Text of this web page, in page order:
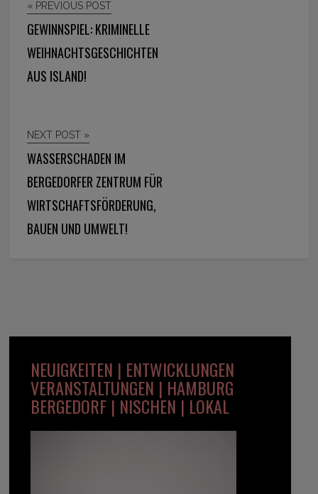
« PREVIOUS POST
GEWINNSPIEL: KRIMINELLE
WEIHNACHTSGESCHICHTEN
AUS ISLAND!
NEXT POST »
WASSERSCHADEN IM
BERGEDORFER ZENTRUM FÜR
WIRTSCHAFTSFÖRDERUNG,
BAUEN UND UMWELT!
NEUIGKEITEN | ENTWICKLUNGEN
VERANSTALTUNGEN | HAMBURG
BERGEDORF | NISCHEN | LOKAL